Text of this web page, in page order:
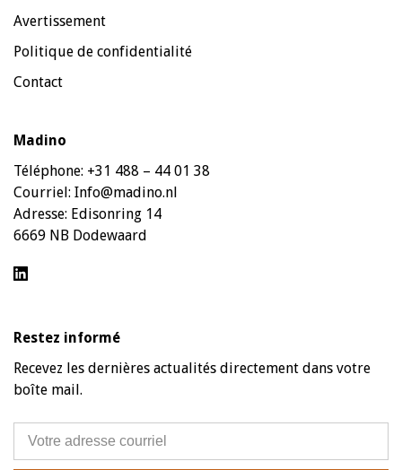
Avertissement
Politique de confidentialité
Contact
Madino
Téléphone: +31 488 – 44 01 38
Courriel: Info@madino.nl
Adresse: Edisonring 14
6669 NB Dodewaard
Restez informé
Recevez les dernières actualités directement dans votre
boîte mail.